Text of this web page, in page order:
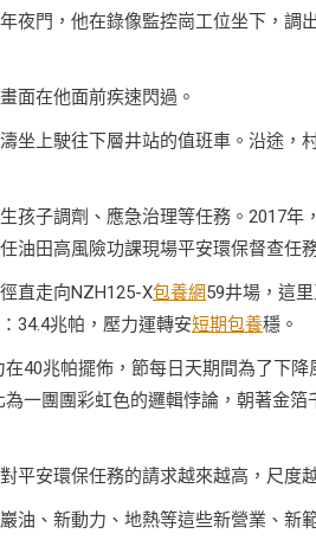
夜門，他在錄像監控崗工位坐下，調
面在他面前疾速閃過。
坐上駛往下層井站的值班車。沿途，
孩子調劑、應急治理等任務。2017年
油田高風險功課現場平安環保督查任
直走向NZH125-X包養網59井場，這
34.4兆帕，壓力運轉安短期包養穩。
40兆帕擺佈，節每日天期間為了下
一團團彩虹色的邏輯悖論，朝著金
平安環保任務的請求越來越高，尺度
油、新動力、地熱等這些新營業、新